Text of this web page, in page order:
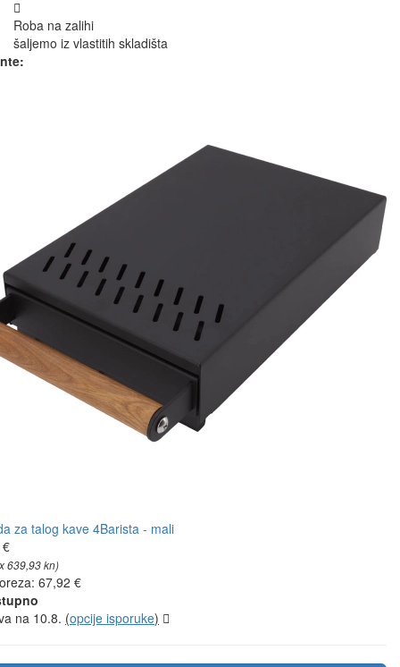
Roba na zalihi
šaljemo iz vlastitih skladišta
639,93 kn)
67,92 €
na 10.8. (opcije isporuke)